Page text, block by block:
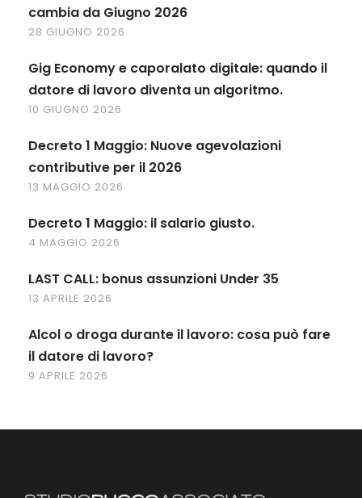
cambia da Giugno 2026
28 GIUGNO 2026
Gig Economy e caporalato digitale: quando il
datore di lavoro diventa un algoritmo.
10 GIUGNO 2026
Decreto 1 Maggio: Nuove agevolazioni
contributive per il 2026
13 MAGGIO 2026
Decreto 1 Maggio: il salario giusto.
4 MAGGIO 2026
LAST CALL: bonus assunzioni Under 35
13 APRILE 2026
Alcol o droga durante il lavoro: cosa può fare
il datore di lavoro?
9 APRILE 2026